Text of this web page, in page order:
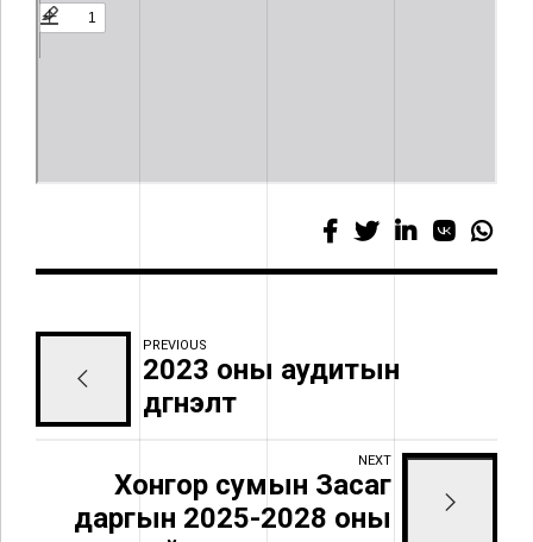
PREVIOUS
2023 оны аудитын
дүгнэлт
NEXT
Хонгор сумын Засаг
даргын 2025-2028 оны